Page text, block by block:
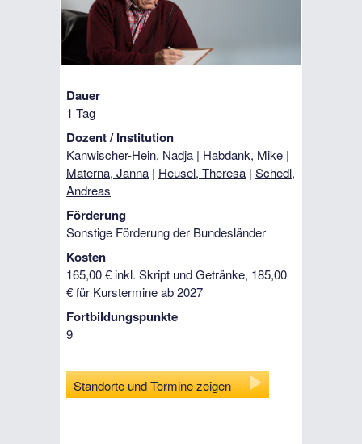
Dauer
1 Tag
Dozent / Institution
Kanwischer-Hein, Nadja | Habdank, Mike |
Materna, Janna | Heusel, Theresa | Schedl,
Andreas
Förderung
Sonstige Förderung der Bundesländer
Kosten
165,00 € inkl. Skript und Getränke, 185,00
€ für Kurstermine ab 2027
Fortbildungspunkte
9
Standorte und Termine zeigen